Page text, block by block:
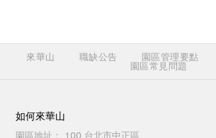
來華山 職缺公告 園區管理要點
園區常見問題
如何來華山
園區地址： 100 台北市中正區